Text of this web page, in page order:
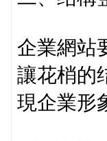
企業網站
讓花梢的
現企業形